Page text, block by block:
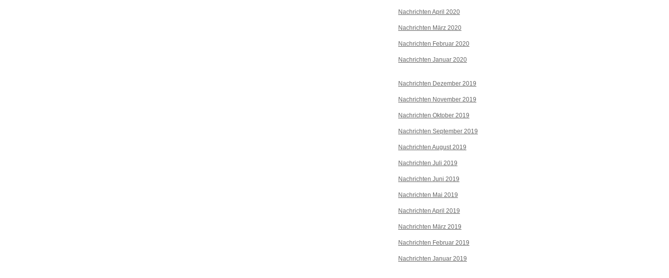
Nachrichten April 2020
Nachrichten März 2020
Nachrichten Februar 2020
Nachrichten Januar 2020
Nachrichten Dezember 2019
Nachrichten November 2019
Nachrichten Oktober 2019
Nachrichten September 2019
Nachrichten August 2019
Nachrichten Juli 2019
Nachrichten Juni 2019
Nachrichten Mai 2019
Nachrichten April 2019
Nachrichten März 2019
Nachrichten Februar 2019
Nachrichten Januar 2019